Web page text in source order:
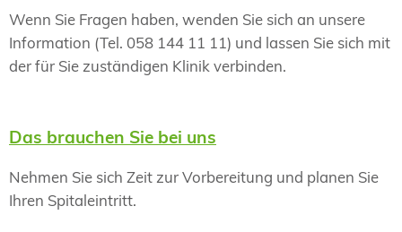
Wenn Sie Fragen haben, wenden Sie sich an unsere
Information (Tel. 058 144 11 11) und lassen Sie sich mit
der für Sie zuständigen Klinik verbinden.
Das brauchen Sie bei uns
Nehmen Sie sich Zeit zur Vorbereitung und planen Sie
Ihren Spitaleintritt.